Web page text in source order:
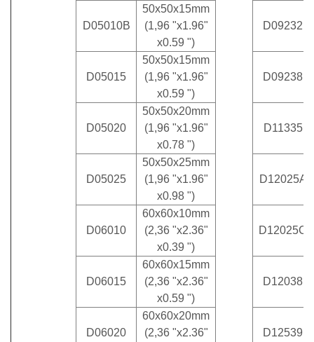
D05010B
50x50x15mm
(1,96 "x1.96"
x0.59 ")
D09232
D05015
50x50x15mm
(1,96 "x1.96"
x0.59 ")
D09238
D05020
50x50x20mm
(1,96 "x1.96"
x0.78 ")
D11335
D05025
50x50x25mm
(1,96 "x1.96"
x0.98 ")
D12025A
D06010
60x60x10mm
(2,36 "x2.36"
x0.39 ")
D12025C
D06015
60x60x15mm
(2,36 "x2.36"
x0.59 ")
D12038
D06020
60x60x20mm
(2,36 "x2.36"
D12539